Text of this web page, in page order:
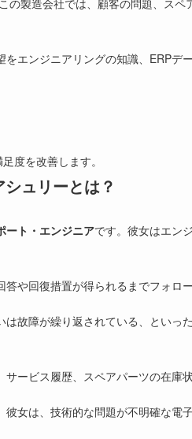
の製造会社では、顧客の問題、ス
エンジニアリングの知識、ERP
度を改善します。
シュリーとは？
ート・エンジニアです。彼女はエン
や回復措置が得られるまでフォロ
故障が繰り返されている、とい
ービス履歴、スペアパーツの在庫
女は、技術的な問題が不明確な